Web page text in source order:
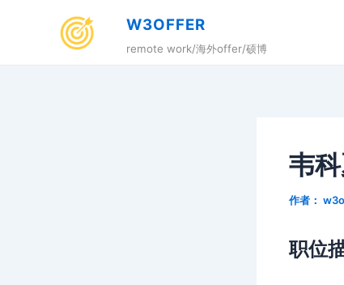
W3OFFER
remote work/海外offer/硕博
韦
作者：
职位